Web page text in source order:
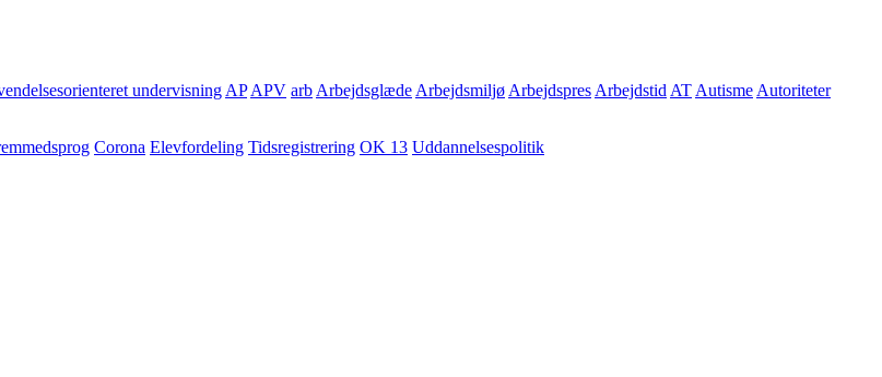
undervisning AP APV arb Arbejdsglæde Arbejdsmiljø Arbejdspres Arbejdstid AT Autisme Autoriteter
Corona Elevfordeling Tidsregistrering OK 13 Uddannelsespolitik